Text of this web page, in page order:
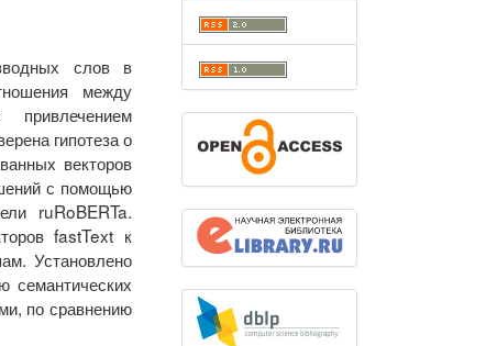
слов в
между
гипотеза о
векторов
с помощью
ruRoBERTa.
fastText к
Установлено
семантических
по сравнению